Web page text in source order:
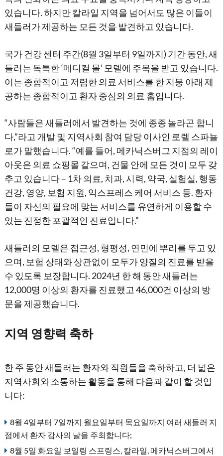
있습니다. 하지만 칼라일 지역을 넘어서도 많은 이들이
새들러가 제공하는 모든 것을 발견하고 있습니다.
국가 건강 센터 주간(8월 3일부터 9일까지) 기간 동안, 새
들러는 독특한 ‘메디컬 몰’ 모델에 주목을 받고 있습니다.
이는 종합적이고 저렴한 의료 서비스를 한 지붕 아래 제
공하는 종합적이고 환자 중심의 의료 홈입니다.
“사람들은 새들러에서 발견하는 것에 종종 놀라곤 합니
다,”라고 개발 및 지역사회 참여 담당 이사인 로렐 스파뇰
로가 말했습니다. “예를 들어, 메카닉스버그 지점의 레이
아웃은 의료 쇼핑몰 같으며, 건물 안에 모든 것이 모두 갖
추고 있습니다 – 1차 의료, 치과, 시력, 약국, 실험실, 행동
건강, 영양, 보험 지원, 익스프레스 케어 서비스 등. 환자
들이 자신의 필요에 맞는 서비스를 유연하게 이용할 수
있는 진정한 포괄적인 진료입니다.”
새들러의 모델은 접근성, 형평성, 연민에 뿌리를 두고 있
으며, 보험 상태와 상관없이 모두가 양질의 진료를 받을
수 있도록 보장합니다. 2024년 한 해 동안 새들러는
12,000명 이상의 환자를 진료했고 46,000건 이상의 방
문을 제공했습니다.
지역 영향력 축하
한 주 동안 새들러는 환자와 직원들을 축하하고, 더 넓은
지역사회와 소통하는 활동을 통해 다음과 같이 할 것입
니다:
8월 4일부터 7일까지 월요일부터 목요일까지 여러 새들러 지
점에서 환자 감사의 날을 주최합니다;
8월 5일 화요일 보일링 스프링스, 칼라일, 메카닉스버그에서